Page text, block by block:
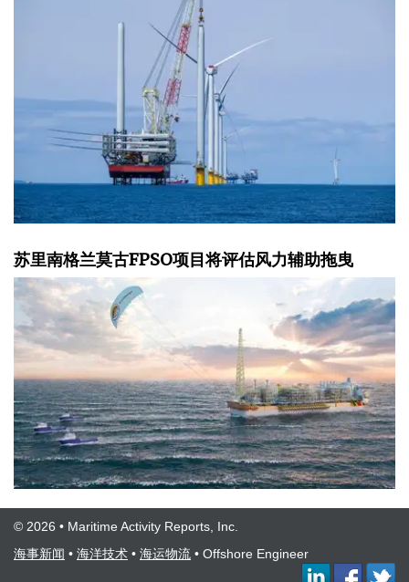
苏里南格兰莫古FPSO项目将评估风力辅助拖曳
© 2026 • Maritime Activity Reports, Inc.
海事新闻 • 海洋技术 • 海运物流 • Offshore Engineer